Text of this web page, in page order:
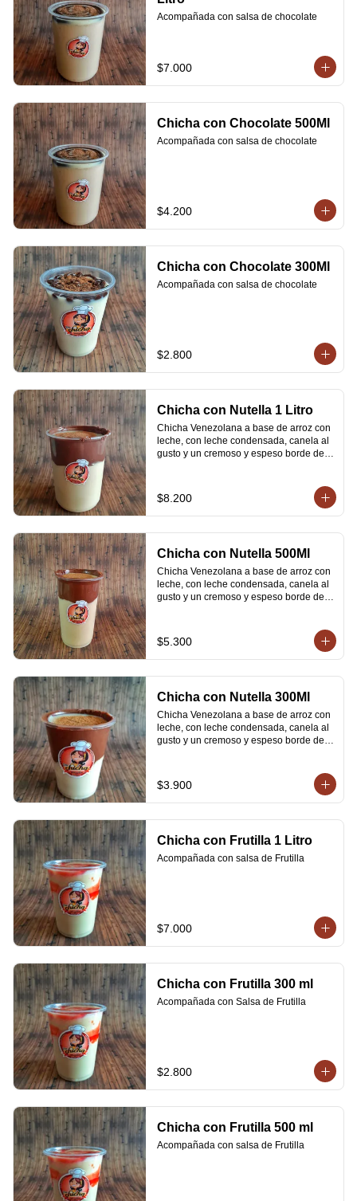
Acompañada con salsa de chocolate
$7.000
Chicha con Chocolate 500Ml
Acompañada con salsa de chocolate
$4.200
Chicha con Chocolate 300Ml
Acompañada con salsa de chocolate
$2.800
Chicha con Nutella 1 Litro
Chicha Venezolana a base de arroz con
leche, con leche condensada, canela al
gusto y un cremoso y espeso borde de
$8.200
Chicha con Nutella 500Ml
Chicha Venezolana a base de arroz con
leche, con leche condensada, canela al
gusto y un cremoso y espeso borde de
$5.300
Chicha con Nutella 300Ml
Chicha Venezolana a base de arroz con
leche, con leche condensada, canela al
gusto y un cremoso y espeso borde de
$3.900
Chicha con Frutilla 1 Litro
Acompañada con salsa de Frutilla
$7.000
Chicha con Frutilla 300 ml
Acompañada con Salsa de Frutilla
$2.800
Chicha con Frutilla 500 ml
Acompañada con salsa de Frutilla